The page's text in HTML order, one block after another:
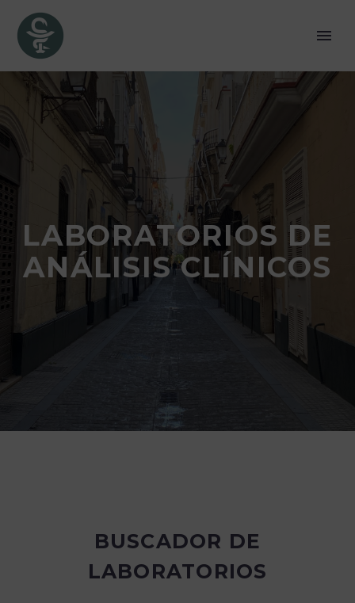
LABORATORIOS DE
ANÁLISIS CLÍNICOS
BUSCADOR DE
LABORATORIOS